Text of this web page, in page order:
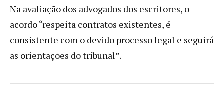
Na avaliação dos advogados dos escritores, o
acordo “respeita contratos existentes, é
consistente com o devido processo legal e seguirá
as orientações do tribunal”.